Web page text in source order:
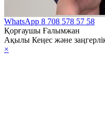
WhatsApp 8 708 578 57 58
Қорғаушы Ғалымжан
Ақылы Кеңес және
×